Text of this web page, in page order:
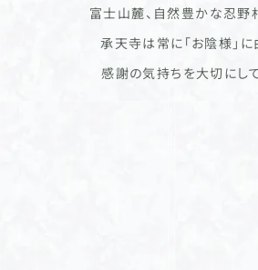
富士山麓、自然豊かな忍野
承天寺は常に「お陰様」に
感謝の気持ちを大切にして